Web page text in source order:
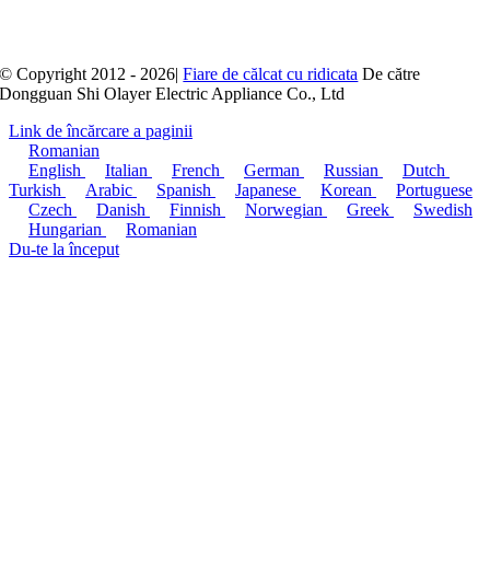
© Copyright 2012 - 2026|Fiare de călcat cu ridicata De către
Dongguan Shi Olayer Electric Appliance Co., Ltd
Link de încărcare a paginii
Romanian
English
Italian French German Russian
Dutch
Turkish
Arabic Spanish Japanese Korean
Portuguese
Czech
Danish Finnish Norwegian Greek
Swedish
Hungarian
Romanian
Du-te la început